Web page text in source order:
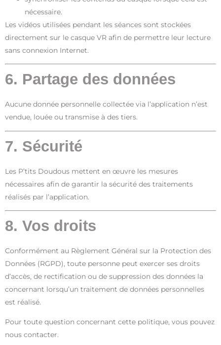
nécessaire.
Les vidéos utilisées pendant les séances sont stockées
directement sur le casque VR afin de permettre leur lecture
sans connexion Internet.
6. Partage des données
Aucune donnée personnelle collectée via l’application n’est
vendue, louée ou transmise à des tiers.
7. Sécurité
Les P’tits Doudous mettent en œuvre les mesures
nécessaires afin de garantir la sécurité des traitements
réalisés par l’application.
8. Vos droits
Conformément au Règlement Général sur la Protection des
Données (RGPD), toute personne peut exercer ses droits
d’accès, de rectification ou de suppression des données la
concernant lorsqu’un traitement de données personnelles
est réalisé.
Pour toute question concernant cette politique, vous pouvez
nous contacter.